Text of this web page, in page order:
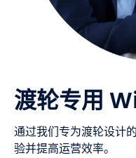
渡轮专用
通过我们专为渡轮设计
验并提高运营效率。